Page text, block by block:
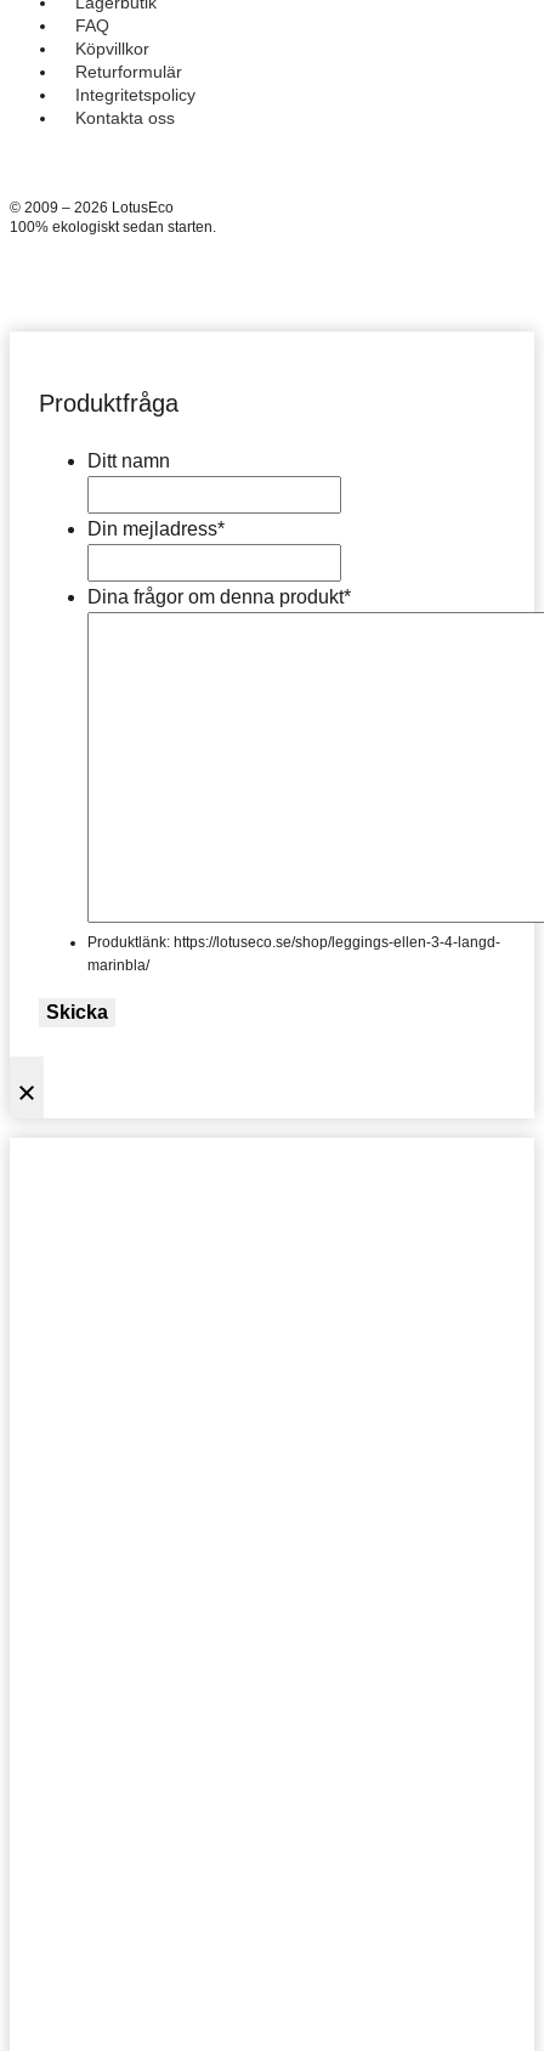
FAQ
Köpvillkor
Returformulär
Integritetspolicy
Kontakta oss
© 2009 – 2026 LotusEco
100% ekologiskt sedan starten.
Produktfråga
Ditt namn
Din mejladress*
Dina frågor om denna produkt*
Produktlänk: https://lotuseco.se/shop/leggings-ellen-3-4-langd-
marinbla/
Skicka